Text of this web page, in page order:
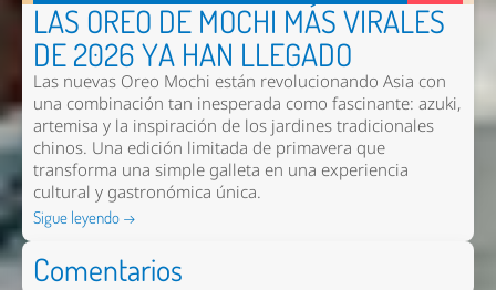
LAS OREO DE MOCHI MÁS VIRALES
DE 2026 YA HAN LLEGADO
Las nuevas Oreo Mochi están revolucionando Asia con
una combinación tan inesperada como fascinante: azuki,
artemisa y la inspiración de los jardines tradicionales
chinos. Una edición limitada de primavera que
transforma una simple galleta en una experiencia
cultural y gastronómica única.
Sigue leyendo →
Comentarios